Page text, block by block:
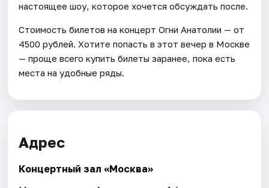
настоящее шоу, которое хочется обсуждать после.
Стоимость билетов на концерт Огни Анатолии — от
4500 рублей. Хотите попасть в этот вечер в Москве
— проще всего купить билеты заранее, пока есть
места на удобные ряды.
Адрес
Концертный зал «Москва»